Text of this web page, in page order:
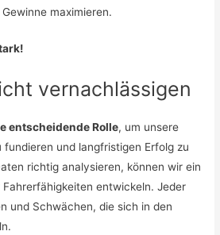
maximieren.
vernachlässigen
entscheidende Rolle, um unsere
und langfristigen Erfolg zu
richtig analysieren, können wir ein
entwickeln. Jeder
und Schwächen, die sich in den